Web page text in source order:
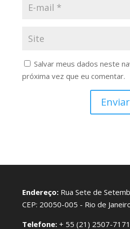
Salvar meus dados neste
próxima vez que eu comentar.
Endereço:Rua Sete de
CEP: 20050-005 - Rio de
Telefone:+ 55 (21) 2507-7171